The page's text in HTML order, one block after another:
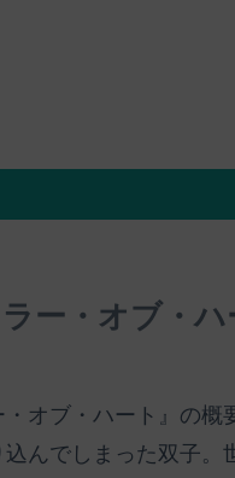
ー・オブ・
・オブ・ハート』の
込んでしまった双子